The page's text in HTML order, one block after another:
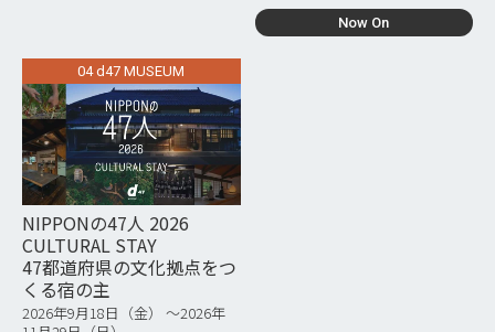
Now On
04 d47 MUSEUM
NIPPONの47人 2026
CULTURAL STAY
47都道府県の文化拠点をつ
くる宿の主
2026年9月18日（金） 〜2026年